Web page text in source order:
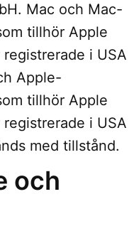
Mac och Mac-
tillhör Apple
i USA
Apple-
tillhör Apple
i USA
med tillstånd.
och